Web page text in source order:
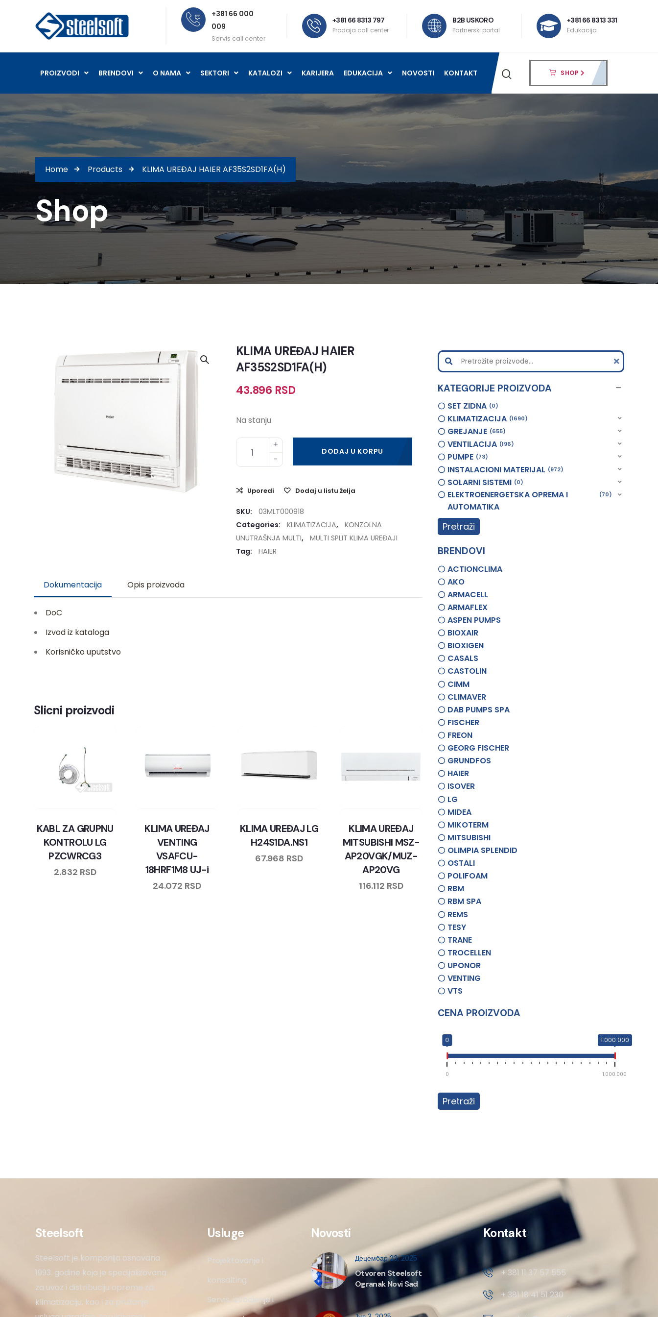
+381 66 000
009
Servis call center
+381 66 8313 797
Prodaja call center
B2B USKORO
Partnerski portal
+381 66 8313 331
Edukacija
PROIZVODI BRENDOVI O NAMA SEKTORI KATALOZI KARIJERA EDUKACIJA NOVOSTI KONTAKT SHOP
Home Products KLIMA UREĐAJ HAIER AF35S2SD1FA(H)
Shop
KLIMA UREĐAJ HAIER
AF35S2SD1FA(H)
43.896 RSD
Na stanju
DODAJ U KORPU
Uporedi Dodaj u listu želja
SKU:
03MLT000918
Categories:
KLIMATIZACIJA,
KONZOLNA
UNUTRAŠNJA MULTI,
MULTI SPLIT KLIMA UREĐAJI
Tag:
HAIER
Dokumentacija Opis proizvoda
DoC
Izvod iz kataloga
Korisničko uputstvo
Slicni proizvodi
KABL ZA GRUPNU
KONTROLU LG
PZCWRCG3
2.832 RSD
KLIMA UREĐAJ
VENTING
VSAFCU-
18HRF1M8 UJ-i
24.072 RSD
KLIMA UREĐAJ LG
H24S1DA.NS1
67.968 RSD
KLIMA UREĐAJ
MITSUBISHI MSZ-
AP20VGK/MUZ-
AP20VG
116.112 RSD
KATEGORIJE PROIZVODA
SET ZIDNA 0
KLIMATIZACIJA 1690
GREJANJE 655
VENTILACIJA 196
PUMPE 73
INSTALACIONI MATERIJAL 972
SOLARNI SISTEMI 0
ELEKTROENERGETSKA OPREMA I
AUTOMATIKA
70
Pretraži
BRENDOVI
ACTIONCLIMA
AKO
ARMACELL
ARMAFLEX
ASPEN PUMPS
BIOXAIR
BIOXIGEN
CASALS
CASTOLIN
CIMM
CLIMAVER
DAB PUMPS SPA
FISCHER
FREON
GEORG FISCHER
GRUNDFOS
HAIER
ISOVER
LG
MIDEA
MIKOTERM
MITSUBISHI
OLIMPIA SPLENDID
OSTALI
POLIFOAM
RBM
RBM SPA
REMS
TESY
TRANE
TROCELLEN
UPONOR
VENTING
VTS
CENA PROIZVODA
0 1.000.000
0 1.000.000
Pretraži
Steelsoft
Steelsoft je kompanija osnovana
1993. godine koja je specijalizovana
za uvoz i distribuciju opreme za
klimatizaciju, kao i za pružanje
Usluge
Projektovanje i
konsalting
Servis, izvodjenje i
Novosti
Децембар 23, 2025
Otvoren Steelsoft
Ogranak Novi Sad
Kontakt
+ 381 11 37 57 555
+ 381 18 41 51 230